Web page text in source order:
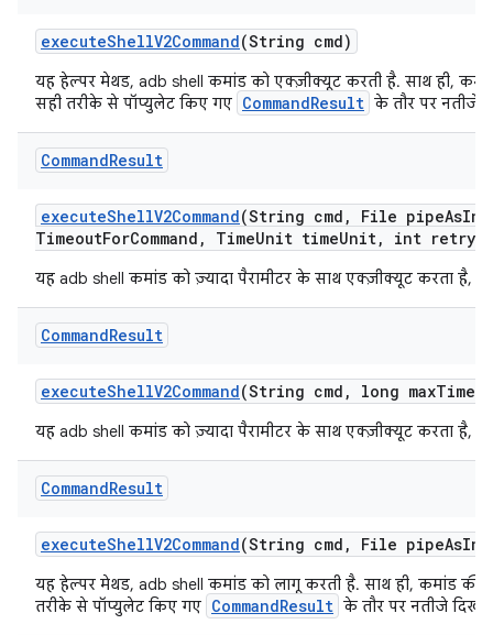
executeShellV2Command(String cmd)
यह हेल्पर मेथड, adb shell कमांड को एक्ज़ीक्यूट करती है. साथ ही,
सही तरीके से पॉप्युलेट किए गए CommandResult के तौर पर नतीजे
CommandResult
executeShellV2Command(String cmd , File pipeAs
TimeoutForCommand , TimeUnit timeUnit, int retry
यह adb shell कमांड को ज़्यादा पैरामीटर के साथ एक्ज़ीक्यूट करता है,
CommandResult
executeShellV2Command(String cmd , long max
यह adb shell कमांड को ज़्यादा पैरामीटर के साथ एक्ज़ीक्यूट करता है,
CommandResult
executeShellV2Command(String cmd , File pipeAs
यह हेल्पर मेथड, adb shell कमांड को लागू करती है. साथ ही, कमांड
तरीके से पॉप्युलेट किए गए CommandResult के तौर पर नतीजे